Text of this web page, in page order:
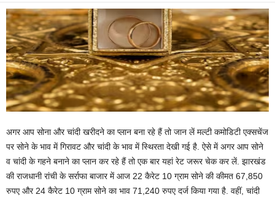
अगर आप सोना और चांदी खरीदने का प्लान बना रहे हैं तो जान लें मल्टी कमोडिटी एक्सचेंज
पर सोने के भाव में गिरावट और चांदी के भाव में स्थिरता देखी गई है. ऐसे में अगर आप सोने
व चांदी के गहने बनाने का प्लान कर रहे हैं तो एक बार यहां रेट जरूर चेक कर लें. झारखंड
की राजधानी रांची के सर्राफा बाजार में आज 22 कैरेट 10 ग्राम सोने की कीमत 67,850
रुपए और 24 कैरेट 10 ग्राम सोने का भाव 71,240 रुपए दर्ज किया गया है. वहीं, चांदी